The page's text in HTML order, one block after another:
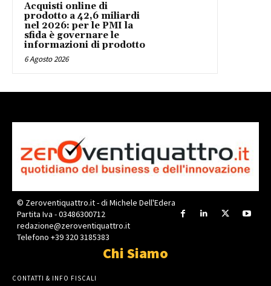
Acquisti online di
prodotto a 42,6 miliardi
nel 2026: per le PMI la
sfida è governare le
informazioni di prodotto
6 Agosto 2026
© Zeroventiquattro.it - di Michele Dell'Edera
Partita Iva - 03486300712
redazione@zeroventiquattro.it
Telefono +39 320 3185383
Chi Siamo
CONTATTI & INFO FISCALI